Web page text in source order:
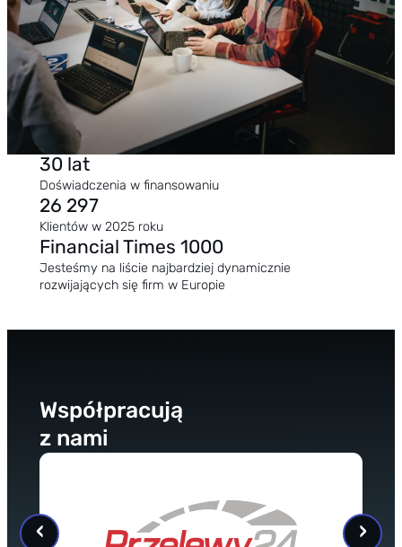
Takie podejście, konkretne i odpowiedzialne, przekłada
się na całą naszą organizację. Jesteśmy spółką
notowaną na giełdzie, działającą pod nadzorem KNF,
partnerem, na którym możesz polegać.
30 lat
Doświadczenia w finansowaniu
26 297
Klientów w 2025 roku
Financial Times 1000
Jesteśmy na liście najbardziej dynamicznie
rozwijających się firm w Europie
Współpracują
z nami